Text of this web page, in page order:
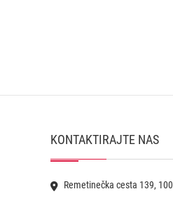
KONTAKTIRAJTE NAS
Remetinečka cesta 139,